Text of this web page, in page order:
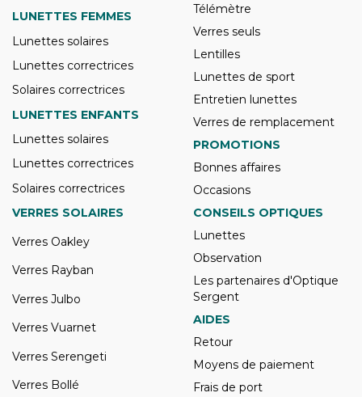
LUNETTES FEMMES
Lunettes solaires
Lunettes correctrices
Solaires correctrices
LUNETTES ENFANTS
Lunettes solaires
Lunettes correctrices
Solaires correctrices
Télémètre
Verres seuls
Lentilles
Lunettes de sport
Entretien lunettes
Verres de remplacement
PROMOTIONS
Bonnes affaires
Occasions
VERRES SOLAIRES
Verres Oakley
Verres Rayban
Verres Julbo
Verres Vuarnet
Verres Serengeti
Verres Bollé
CONSEILS OPTIQUES
Lunettes
Observation
Les partenaires d'Optique
Sergent
AIDES
Retour
Moyens de paiement
Frais de port